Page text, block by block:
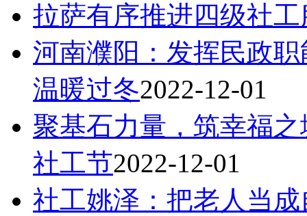
拉萨有序推进四级社
河南濮阳：发挥民政
温暖过冬2022-12-01
聚基石力量，筑幸福
社工节2022-12-01
社工姚泽：把老人当